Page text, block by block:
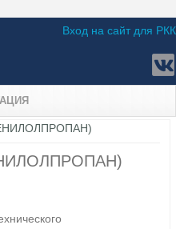
Вход на сайт для РКК